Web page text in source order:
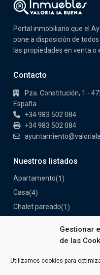
Gestionar
de las
Utilizamos cookies para
Portal inmobiliario que el
pone a disposición de
las propiedades en venta o
Contacto
Pza. Constitución, 1 -
España
+34 983 502 084
+34 983 502 084
Nuestros listados
Apartamento(1)
Casa(4)
Chalet pareado(1)
Solar(1)